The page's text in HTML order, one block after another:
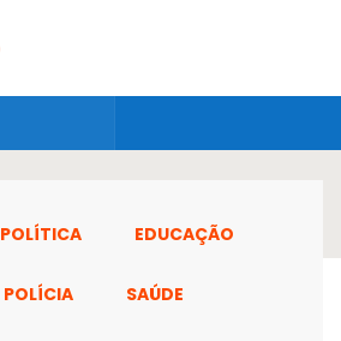
POLÍTICA EDUCAÇÃO
POLÍCIA SAÚDE